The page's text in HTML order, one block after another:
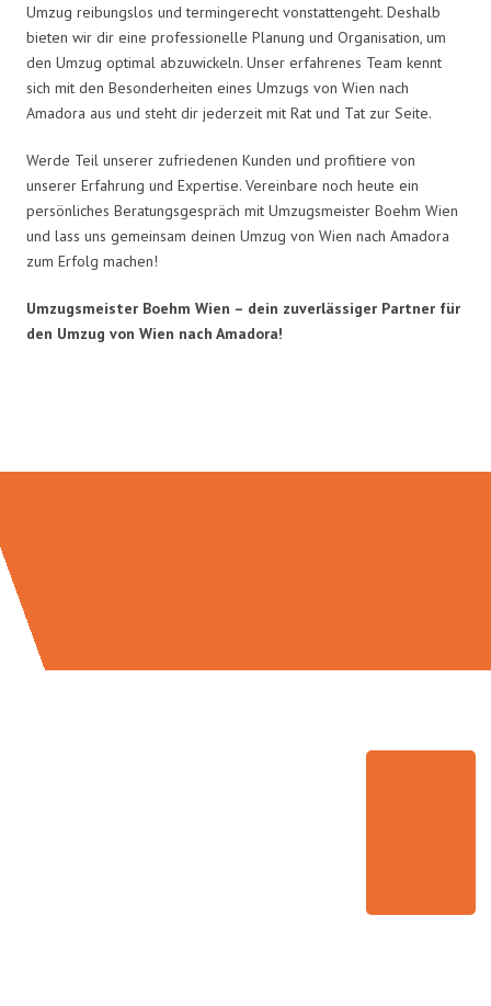
Umzug reibungslos und termingerecht vonstattengeht. Deshalb
bieten wir dir eine professionelle Planung und Organisation, um
den Umzug optimal abzuwickeln. Unser erfahrenes Team kennt
sich mit den Besonderheiten eines Umzugs von Wien nach
Amadora aus und steht dir jederzeit mit Rat und Tat zur Seite.
Werde Teil unserer zufriedenen Kunden und profitiere von
unserer Erfahrung und Expertise. Vereinbare noch heute ein
persönliches Beratungsgespräch mit Umzugsmeister Boehm Wien
und lass uns gemeinsam deinen Umzug von Wien nach Amadora
zum Erfolg machen!
Umzugsmeister Boehm Wien – dein zuverlässiger Partner für
den Umzug von Wien nach Amadora!